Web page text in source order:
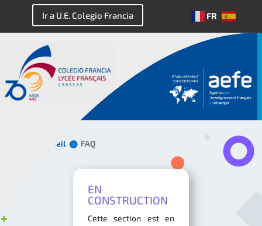
Ir a U.E. Colegio Francia
FR
ES
Accueil FAQ
EN
CONSTRUCTION
Cette section est en